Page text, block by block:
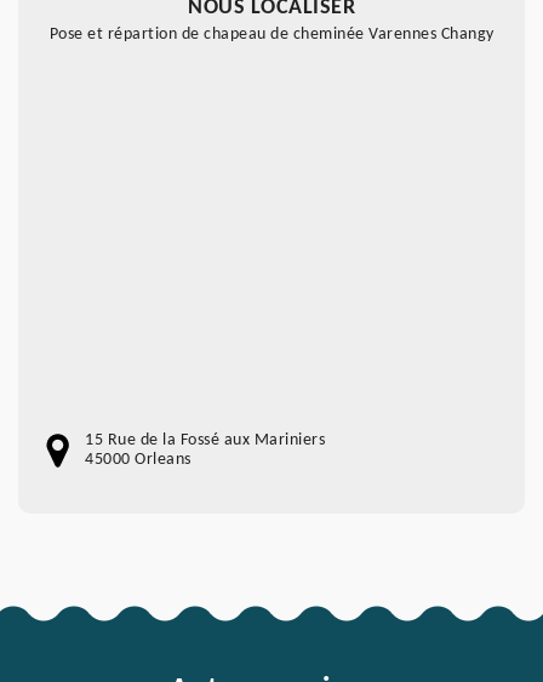
NOUS LOCALISER
Pose et répartion de chapeau de cheminée Varennes Changy
15 Rue de la Fossé aux Mariniers
45000 Orleans